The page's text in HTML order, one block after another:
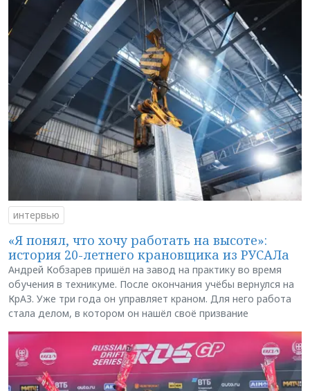
интервью
«Я понял, что хочу работать на высоте»:
история 20-летнего крановщика из РУСАЛа
Андрей Кобзарев пришёл на завод на практику во время
обучения в техникуме. После окончания учёбы вернулся на
КрАЗ. Уже три года он управляет краном. Для него работа
стала делом, в котором он нашёл своё призвание